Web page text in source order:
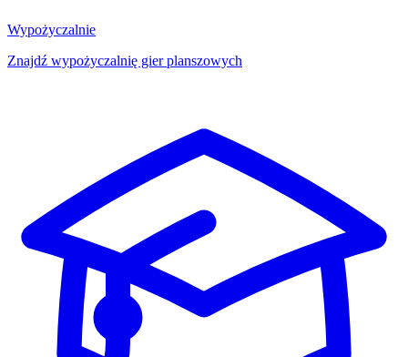
Wypożyczalnie
Znajdź wypożyczalnię gier planszowych